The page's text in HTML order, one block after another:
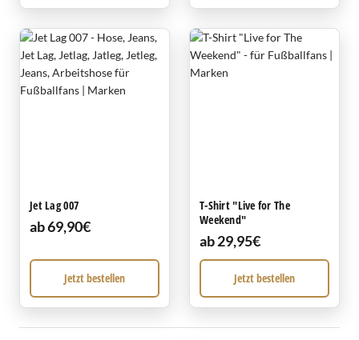
Jet Lag 007
ab 69,90€
Jetzt bestellen
T-Shirt "Live for The
Weekend"
ab 29,95€
Jetzt bestellen